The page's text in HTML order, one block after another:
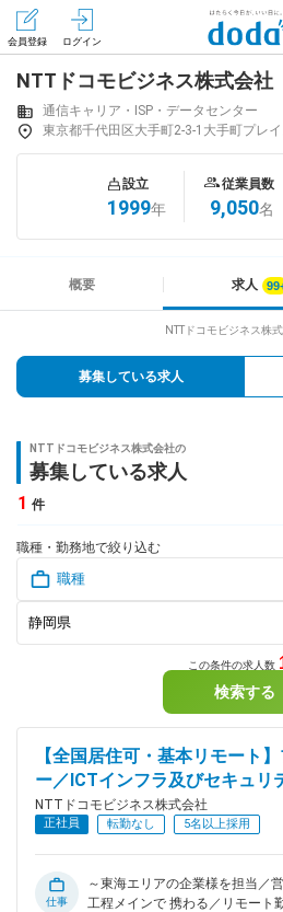
会員登録 ログイン
会員登録（無料）
はじめ
求人を紹介してもらう
知りたい・聞きたい
専門サイト
対応時間：10:00～22:00(日曜・年末年始を除く)
自動案内は24時間365日対応
転職の「モヤモヤ」、一人で悩まず
気軽に相談してみませんか？
dodaの使い方は？
ヘルプ サイ
NTTドコモビジネス株式会社
通信キャリア・ISP・データセンター
東京都千代田区大手町2-3-1大手町プレ
設立
1999年
従業員数
9,050名
概要 求人
NTTドコモビジネス株
募集している求人
NTTドコモビジネス株式会社の
募集している求人
1 件
職種・勤務地で絞り込む
この条件の求人数
検索する
【全国居住可・基本リモート
ー／ICTインフラ及びセキュ
NTTドコモビジネス株式会社
正社員 転勤なし 5名以上採用
仕事
～東海エリアの企業様を担当／
工程メインで 携わる／リモート